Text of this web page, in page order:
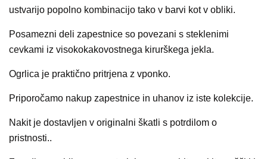
ustvarijo popolno kombinacijo tako v barvi kot v obliki.
Posamezni deli zapestnice so povezani s steklenimi
cevkami iz visokokakovostnega kirurškega jekla.
Ogrlica je praktično pritrjena z vponko.
Priporočamo nakup zapestnice in uhanov iz iste kolekcije.
Nakit je dostavljen v originalni škatli s potrdilom o
pristnosti..